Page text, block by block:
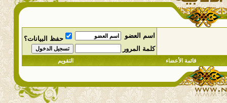
اسم العضو
حفظ البيانات؟
كلمة المرور
قائمة الأعضاء التقويم